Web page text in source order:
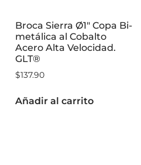
Broca Sierra Ø1″ Copa Bi-
metálica al Cobalto
Acero Alta Velocidad.
GLT®
$137.90
Añadir al carrito